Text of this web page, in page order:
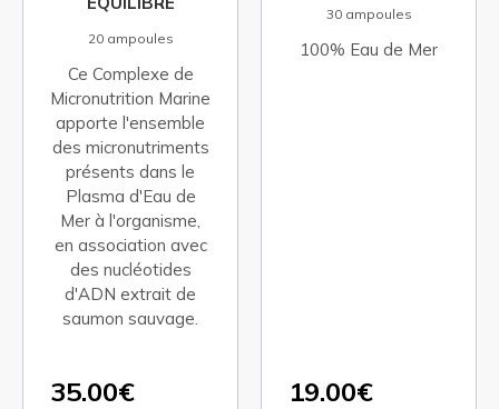
30 ampoules
100% Eau de Mer
19.00€
Eau de mer + Eau de
source
19.00€